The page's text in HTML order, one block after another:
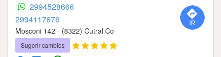
2994528666
2994117676
Mosconi 142 - (8322) Cutral Co
Sugerir cambios